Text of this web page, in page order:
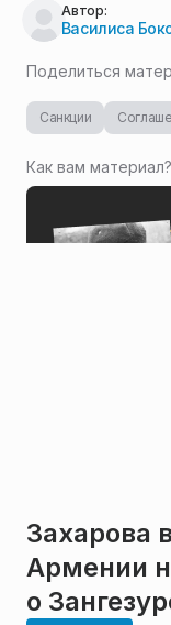
Автор:
Василиса
Поделиться
Санкции
Как вам материал?
Захарова
Армении
о